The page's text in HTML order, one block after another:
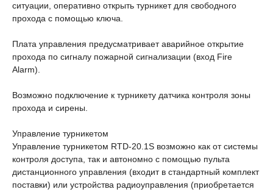
ситуации, оперативно открыть турникет для свободного
прохода с помощью ключа.
Плата управления предусматривает аварийное открытие
прохода по сигналу пожарной сигнализации (вход Fire
Alarm).
Возможно подключение к турникету датчика контроля зоны
прохода и сирены.
Управление турникетом
Управление турникетом RTD-20.1S возможно как от системы
контроля доступа, так и автономно с помощью пульта
дистанционного управления (входит в стандартный комплект
поставки) или устройства радиоуправления (приобретается